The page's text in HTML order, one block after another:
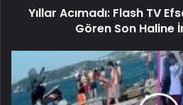
Yıllar Acımadı: Flash TV
Gören Son Haline